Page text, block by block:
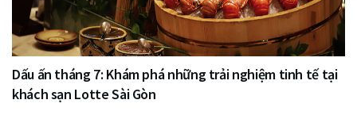
Dấu ấn tháng 7: Khám phá những trải nghiệm tinh tế tại
khách sạn Lotte Sài Gòn